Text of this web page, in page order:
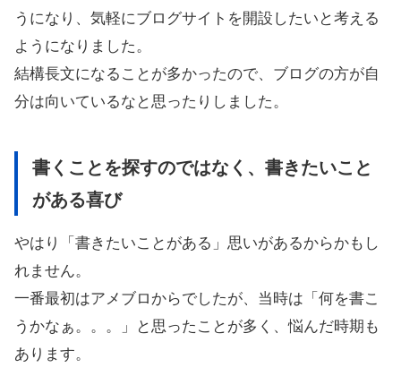
うになり、気軽にブログサイトを開設したいと考える
ようになりました。
結構長文になることが多かったので、ブログの方が自
分は向いているなと思ったりしました。
書くことを探すのではなく、書きたいこと
がある喜び
やはり「書きたいことがある」思いがあるからかもし
れません。
一番最初はアメブロからでしたが、当時は「何を書こ
うかなぁ。。。」と思ったことが多く、悩んだ時期も
あります。